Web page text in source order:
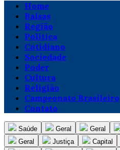
Home
Balsas
Região
Política
Cotidiano
Sociedade
Poder
Cultura
Religião
Campeonato Brasileiro
Contato
Saúde Geral Geral
Geral
Justiça Capital